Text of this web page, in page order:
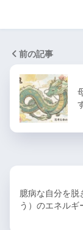
前の記事
臆病な自分を脱
う）のエネル